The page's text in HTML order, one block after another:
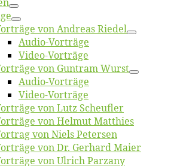
von An­dre­as Riedel
Au­dio-Vor­trä­ge
Vi­deo-Vor­trä­ge
von Gun­tram Wurst
Au­dio-Vor­trä­ge
Vi­deo-Vor­trä­ge
von Lutz Scheufler
von Hel­mut Matthies
von Niels Petersen
von Dr. Ger­hard Maier
von Ul­rich Parzany